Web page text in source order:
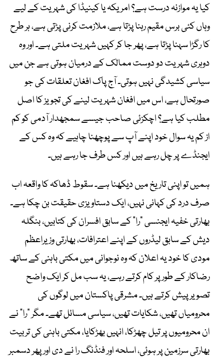
کیا یہ موازنہ درست ہے؟ امریکہ یا کینیڈا کی شہریت کے لیے
وہاں کئی برس مقیم رہنا پڑتا ہے، ملازمت کرنی پڑتی ہے، ہر طرح
کا رگڑا سہنا پڑتا ہے، پھر جا کر کہیں شہریت ملتی ہے۔ اور وہ
دوہری شہریت دو دوست ممالک کے درمیان ہوتی ہے جن میں
سیاسی کشیدگی نہیں ہوتی۔ آج پاک افغان تعلقات کی جو
صورتحال ہے، اس میں افغان شہریت لینے کی تجویز کا اصل
مطلب کیا ہے؟ اچکزئی صاحب جیسے سمجھدار آدمی کو کم
از کم یہ سوال خود اپنے آپ سے پوچھنا چاہیے کہ وہ کس کے
ایجنڈے پر چل رہے ہیں اور کس طرف جا رہے ہیں۔
ہمیں تو اپنی تاریخ میں دیکھنا ہے۔ سقوط ڈھاکہ کا واقعہ اب
صرف درد کی کہانی نہیں، ایک دستاویزی حقیقت بن چکا ہے۔
بھارتی خفیہ ایجنسی “را” کے سابق افسران کی کتابیں، بنگلہ
دیش کے سابق لیڈروں کے اپنے اعترافات، بھارتی وزیراعظم
مودی کا خود یہ اعلان کہ وہ نوجوانی میں مکتی باہنی کے ساتھ
رضاکار کے طور پر کام کرتے رہے، یہ سب مل کر ایک واضح
تصویر پیش کرتے ہیں۔ مشرقی پاکستان میں لوگوں کی
محرومیاں تھیں، شکایات تھیں، سیاسی مسائل تھے۔ مگر “را” نے
ان محرومیوں پر تیل چھڑکا، انہیں بھڑکایا، مکتی باہنی کی تربیت
بھارتی سرزمین پر ہوئی، اسلحہ اور فنڈنگ را نے دی اور پھر دسمبر